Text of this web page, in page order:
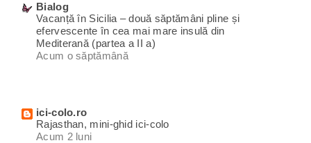
Bialog
Vacanță în Sicilia – două săptămâni pline și
efervescente în cea mai mare insulă din
Mediterană (partea a II a)
Acum o săptămână
ici-colo.ro
Rajasthan, mini-ghid ici-colo
Acum 2 luni